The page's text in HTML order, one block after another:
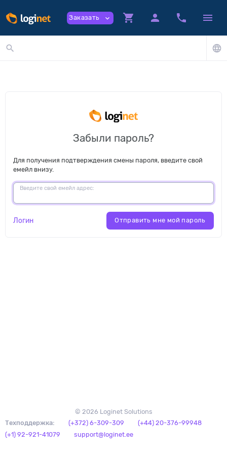
Заказать expand_more shopping_cart person phone menu
search language
Забыли пароль?
Для получения подтверждения смены пароля, введите свой
емейл внизу.
Введите свой емейл адрес:
Логин Отправить мне мой пароль
© 2026 Loginet Solutions
Техподдержка:
(+372) 6-309-309
(+44) 20-376-99948
(+1) 92-921-41079
support@loginet.ee